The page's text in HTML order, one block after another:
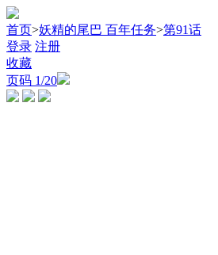
首页>妖精的尾巴 百年任务>第91话
登录 注册
收藏
页码 1/20